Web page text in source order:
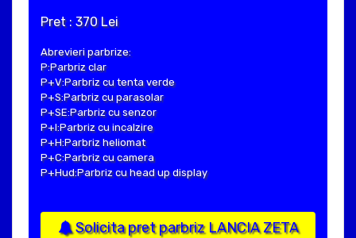
Pret : 370 Lei
Abrevieri parbrize:
P:Parbriz clar
P+V:Parbriz cu tenta verde
P+S:Parbriz cu parasolar
P+SE:Parbriz cu senzor
P+I:Parbriz cu incalzire
P+H:Parbriz heliomat
P+C:Parbriz cu camera
P+Hud:Parbriz cu head up display
Solicita pret parbriz LANCIA ZETA